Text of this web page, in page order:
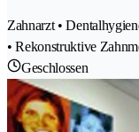
Zahnarzt •
• Rekonstruktive
Geschlossen